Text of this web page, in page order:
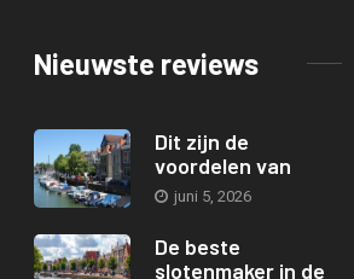
Nieuwste reviews
Dit zijn de
voordelen van
juni 5, 2026
De beste
slotenmaker in de